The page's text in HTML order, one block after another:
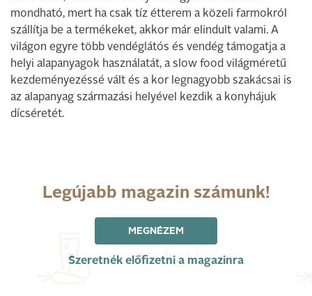
mondható, mert ha csak tíz étterem a közeli farmokról
szállítja be a termékeket, akkor már elindult valami. A
világon egyre több vendéglátós és vendég támogatja a
helyi alapanyagok használatát, a slow food világméretű
kezdeményezéssé vált és a kor legnagyobb szakácsai is
az alapanyag származási helyével kezdik a konyhájuk
dícséretét.
Legújabb magazin számunk!
MEGNÉZEM
Szeretnék előfizetni a magazinra